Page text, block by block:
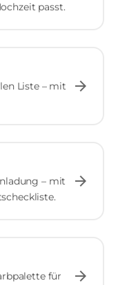
passt.
Liste – mit
arrow_forward
– mit
arrow_forward
für
arrow_forward